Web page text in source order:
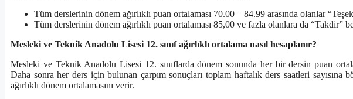
Tüm derslerinin dönem ağırlıklı puan ortalaması 70.00 – 84.99 arasında olanlar
Tüm derslerinin dönem ağırlıklı puan ortalaması 85,00 ve fazla olanlara da “Takdir”
Mesleki ve Teknik Anadolu Lisesi 12. sınıf ağırlıklı ortalama nasıl hesaplanır?
Mesleki ve Teknik Anadolu Lisesi 12. sınıflarda dönem sonunda her bir dersin puan
Daha sonra her ders için bulunan çarpım sonuçları toplam haftalık ders saatleri sayısına
ağırlıklı dönem ortalamasını verir.